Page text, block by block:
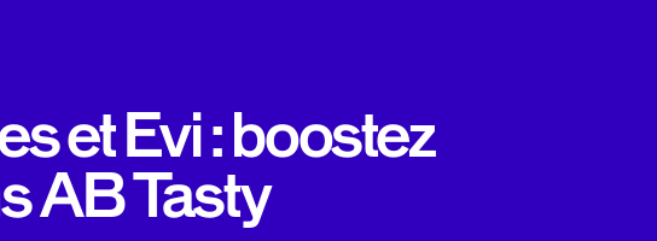
et Evi : boostez
AB Tasty